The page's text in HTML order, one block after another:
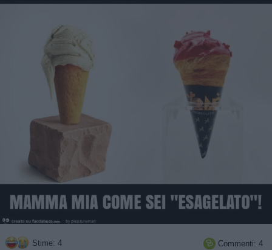
Stime: 4  Commenti: 4